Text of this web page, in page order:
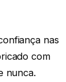
nas
com
nunca.